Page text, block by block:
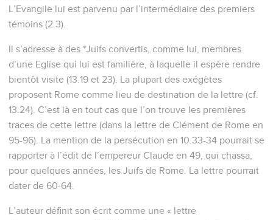
L’Evangile lui est parvenu par l’intermédiaire des premiers
témoins (2.3).
Il s’adresse à des *Juifs convertis, comme lui, membres
d’une Eglise qui lui est familière, à laquelle il espère rendre
bientôt visite (13.19 et 23). La plupart des exégètes
proposent Rome comme lieu de destination de la lettre (cf.
13.24). C’est là en tout cas que l’on trouve les premières
traces de cette lettre (dans la lettre de Clément de Rome en
95-96). La mention de la persécution en 10.33-34 pourrait se
rapporter à l’édit de l’empereur Claude en 49, qui chassa,
pour quelques années, les Juifs de Rome. La lettre pourrait
dater de 60-64.
L’auteur définit son écrit comme une « lettre